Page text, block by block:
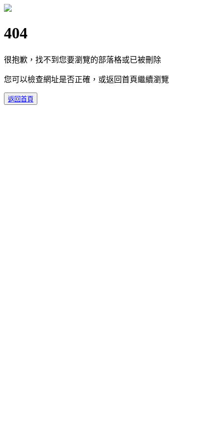
404
很抱歉，找不到您要瀏覽的部落格或已被刪除
您可以檢查網址是否正確，或返回首頁繼續瀏覽
返回首頁